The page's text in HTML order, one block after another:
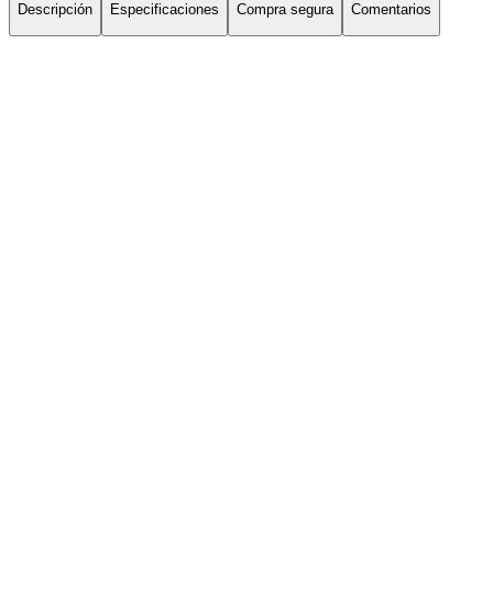
Descripción Especificaciones Compra segura Comentarios